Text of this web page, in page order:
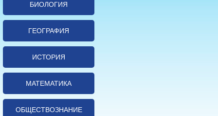
БИОЛОГИЯ
ГЕОГРАФИЯ
ИСТОРИЯ
МАТЕМАТИКА
ОБЩЕСТВОЗНАНИЕ